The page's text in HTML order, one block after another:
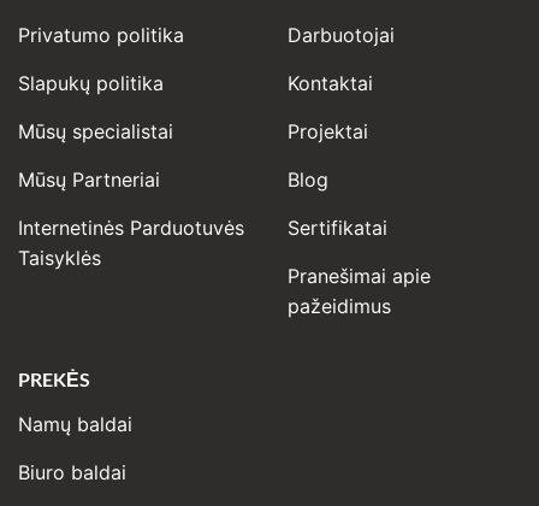
Privatumo politika
Slapukų politika
Mūsų specialistai
Mūsų Partneriai
Internetinės Parduotuvės
Taisyklės
Darbuotojai
Kontaktai
Projektai
Blog
Sertifikatai
Pranešimai apie
pažeidimus
PREKĖS
Namų baldai
Biuro baldai